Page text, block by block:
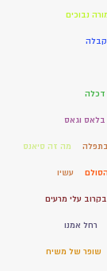
נבוכים
דכלה
בלאס וגאס
מה זה סיאנס
עשיו
עלי מרעים
רחל אמנו
שופר של משיח